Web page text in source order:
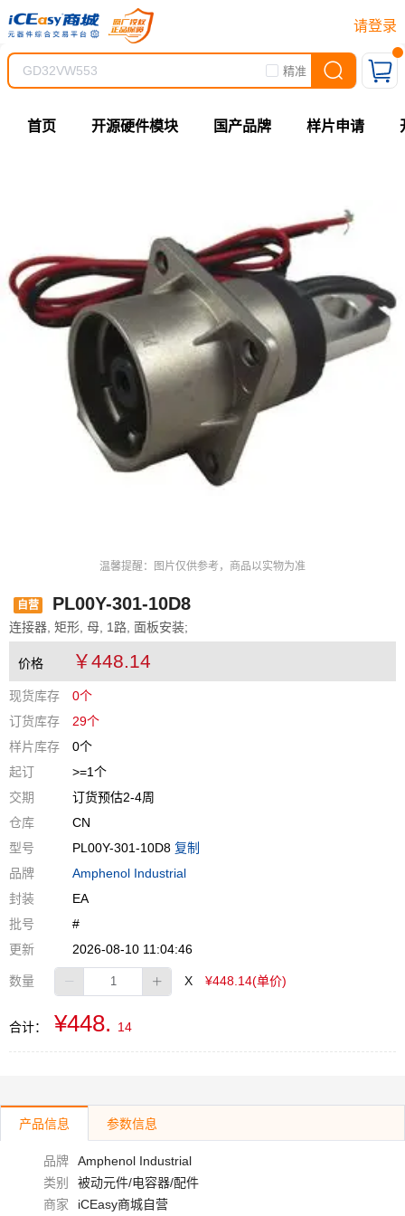
请登录
精准
首页 开源硬件模块 国产品牌 样片申请
温馨提醒：图片仅供参考，商品以实物为准
自营 PL00Y-301-10D8
连接器, 矩形, 母, 1路, 面板安装;
价格 ￥448.14
现货库存
0个
订货库存
29个
样片库存
0个
起订
>=1个
交期
订货预估2-4周
仓库
CN
型号
PL00Y-301-10D8 复制
品牌
Amphenol Industrial
封装
EA
批号
#
更新
2026-08-10 11:04:46
数量 X ¥448.14(单价)
合计： ¥448. 14
产品信息 参数信息
品牌
Amphenol Industrial
类别
被动元件/电容器/配件
商家
iCEasy商城自营